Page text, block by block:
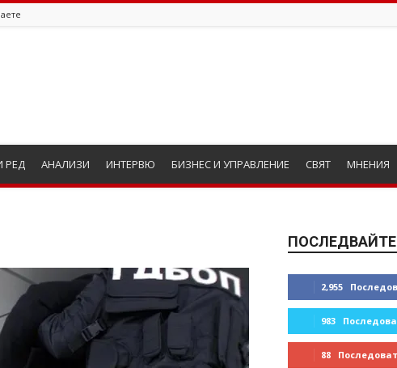
РЕД АНАЛИЗИ ИНТЕРВЮ БИЗНЕС И УПРАВЛЕНИЕ СВЯТ МНЕНИЯ
2,955
983
88